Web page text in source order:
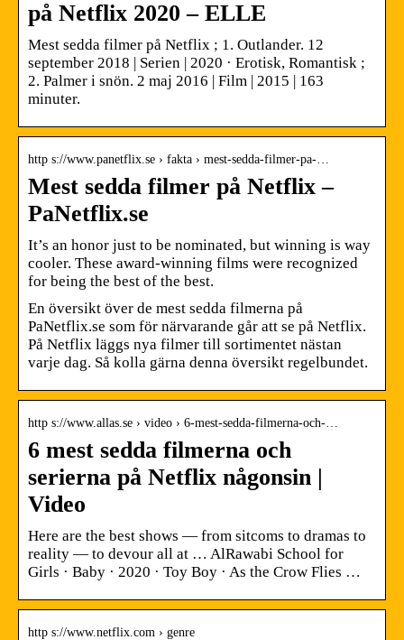
på Netflix 2020 – ELLE
Mest sedda filmer på Netflix ; 1. Outlander. 12
september 2018 | Serien | 2020 · Erotisk, Romantisk ;
2. Palmer i snön. 2 maj 2016 | Film | 2015 | 163
minuter.
http s://www.panetflix.se › fakta › mest-sedda-filmer-pa-…
Mest sedda filmer på Netflix –
PaNetflix.se
It’s an honor just to be nominated, but winning is way
cooler. These award-winning films were recognized
for being the best of the best.
En översikt över de mest sedda filmerna på
PaNetflix.se som för närvarande går att se på Netflix.
På Netflix läggs nya filmer till sortimentet nästan
varje dag. Så kolla gärna denna översikt regelbundet.
http s://www.allas.se › video › 6-mest-sedda-filmerna-och-…
6 mest sedda filmerna och
serierna på Netflix någonsin |
Video
Here are the best shows — from sitcoms to dramas to
reality — to devour all at … AlRawabi School for
Girls · Baby · 2020 · Toy Boy · As the Crow Flies …
http s://www.netflix.com › genre